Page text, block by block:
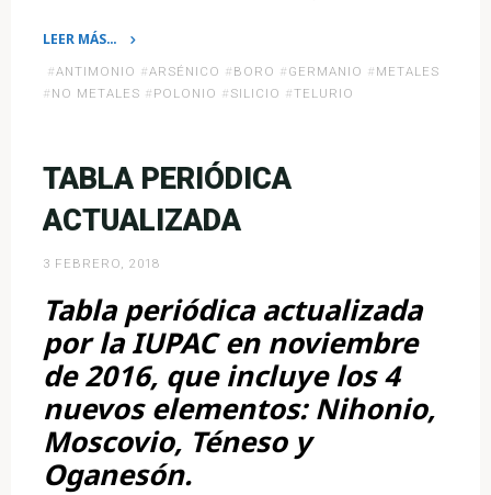
LEER MÁS…
«Tabla
Periódica:
#ANTIMONIO #ARSÉNICO # BORO # GERMANIO # METALES
# NO METALES # POLONIO # SILICIO #TELURIO
TABLA PERIÓDICA
ACTUALIZADA
3 FEBRERO, 2018
Tabla periódica actualizada
por laIUPACen noviembre
de 2016, que incluye los 4
nuevos elementos: Nihonio,
Moscovio, Téneso y
Oganesón.